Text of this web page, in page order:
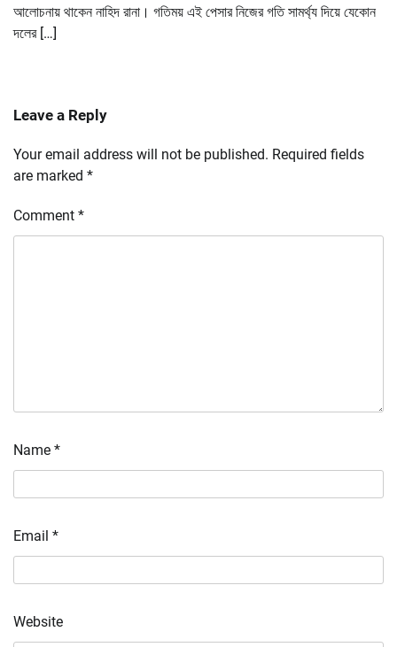
আলোচনায় থাকেন নাহিদ রানা। গতিময় এই পেসার নিজের গতি সামর্থ্য দিয়ে যেকোন
দলের […]
Leave a Reply
Your email address will not be published. Required fields
are marked *
Comment *
Name *
Email *
Website